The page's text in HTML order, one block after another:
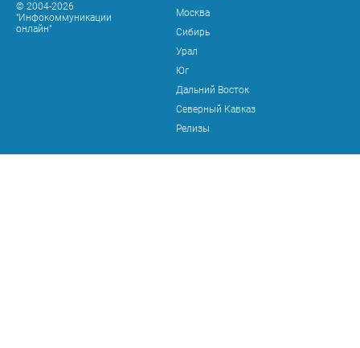
© 2004-2026
"Инфокоммуникации
онлайн"
Москва
Сибирь
Урал
Юг
Дальний Восток
Северный Кавказ
Релизы